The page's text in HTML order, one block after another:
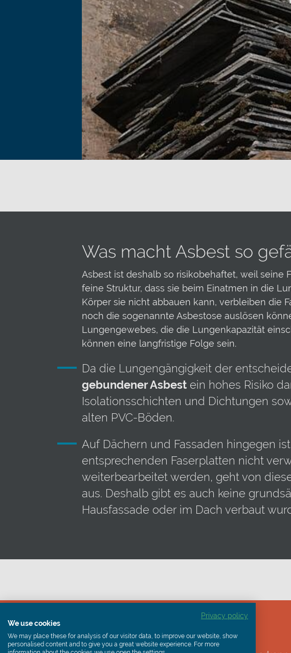
Was macht Asbest so
Asbest ist deshalb so risikobehaftet, weil seine
feine Struktur, dass sie beim Einatmen in die
Körper sie nicht abbauen kann, verbleiben die
noch die sogenannte Asbestose auslösen
Lungengewebes, die die Lungenkapazität
können eine langfristige Folge sein.
Da die Lungengängigkeit der
gebundener Asbest ein hohes Risiko
Isolationsschichten und Dichtungen
alten PVC-Böden.
Auf Dächern und Fassaden hingegen ist
entsprechenden Faserplatten nicht
weiterbearbeitet werden, geht von
aus. Deshalb gibt es auch keine
Hausfassade oder im Dach verbaut
Hinweis:
Privacy policy
We use cookies
We may place these for analysis of our visitor data, to improve our website, show
personalised content and to give you a great website experience. For more